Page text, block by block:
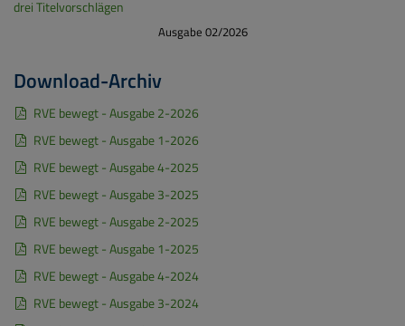
Ausgabe 02/2026
Download-Archiv
RVE bewegt - Ausgabe 2-2026
RVE bewegt - Ausgabe 1-2026
RVE bewegt - Ausgabe 4-2025
RVE bewegt - Ausgabe 3-2025
RVE bewegt - Ausgabe 2-2025
RVE bewegt - Ausgabe 1-2025
RVE bewegt - Ausgabe 4-2024
RVE bewegt - Ausgabe 3-2024